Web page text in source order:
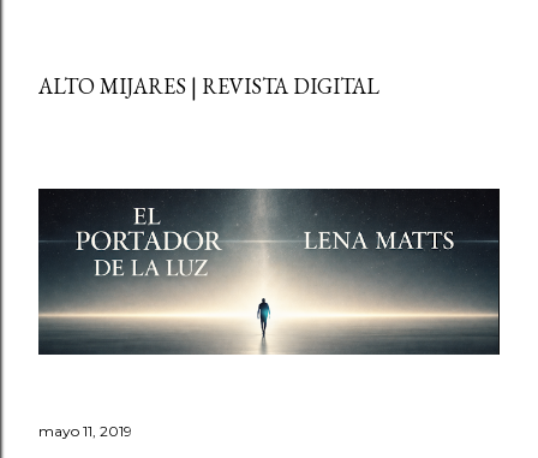
ALTO MIJARES | REVISTA DIGITAL
mayo 11, 2019